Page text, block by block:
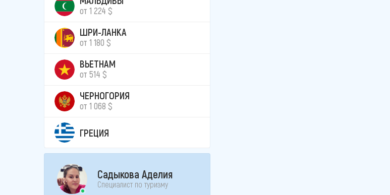
от 1 224 $
ШРИ-ЛАНКА
от 1 180 $
ВЬЕТНАМ
от 514 $
ЧЕРНОГОРИЯ
от 1 068 $
ГРЕЦИЯ
Садыкова Аделия
Специалист по туризму